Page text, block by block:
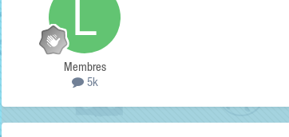
Membres
5k